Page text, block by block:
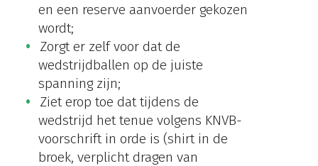
en een reserve aanvoerder gekozen
wordt;
Zorgt er zelf voor dat de
wedstrijdballen op de juiste
spanning zijn;
Ziet erop toe dat tijdens de
wedstrijd het tenue volgens KNVB-
voorschrift in orde is (shirt in de
broek, verplicht dragen van